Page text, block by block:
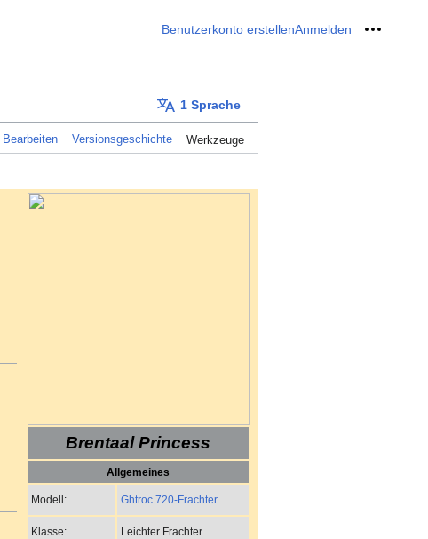
Benutzerkonto erstellenAnmelden Meine
1 Sprache
Bearbeiten Versionsgeschichte Werkzeuge
Brentaal Princess
Allgemeines
Modell: Ghtroc 720-Frachter
Klasse: Leichter Frachter